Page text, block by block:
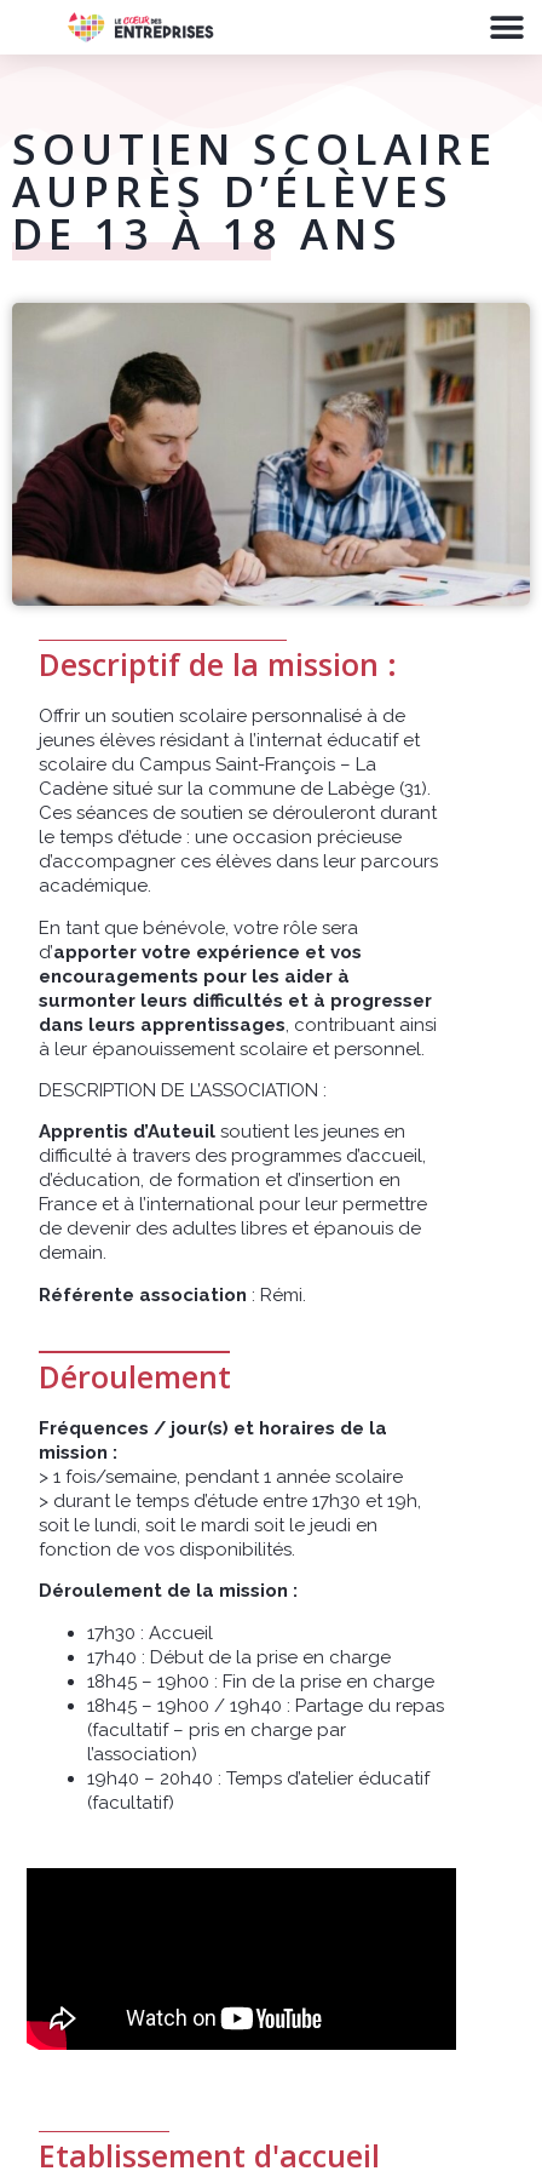
SOUTIEN SCOLAIRE
AUPRÈS D’ÉLÈVES
DE 13 À 18 ANS
Descriptif de la mission :
Offrir un soutien scolaire personnalisé à de
jeunes élèves résidant à l’internat éducatif et
scolaire du Campus Saint-François – La
Cadène situé sur la commune de Labège (31).
Ces séances de soutien se dérouleront durant
le temps d’étude : une occasion précieuse
d’accompagner ces élèves dans leur parcours
académique.
En tant que bénévole, votre rôle sera
d’apporter votre expérience et vos
encouragements pour les aider à
surmonter leurs difficultés et à progresser
dans leurs apprentissages, contribuant ainsi
à leur épanouissement scolaire et personnel.
DESCRIPTION DE L’ASSOCIATION :
Apprentis d’Auteuil soutient les jeunes en
difficulté à travers des programmes d’accueil,
d’éducation, de formation et d’insertion en
France et à l’international pour leur permettre
de devenir des adultes libres et épanouis de
demain.
Référente association :Rémi.
Déroulement
Fréquences / jour(s) et horaires de la
mission :
> 1 fois/semaine, pendant 1 année scolaire
> durant le temps d’étude entre 17h30 et 19h,
soit le lundi, soit le mardi soit le jeudi en
fonction de vos disponibilités.
Déroulement de la mission :
17h30 : Accueil
17h40 : Début de la prise en charge
18h45 – 19h00 : Fin de la prise en charge
18h45 – 19h00 / 19h40 : Partage du repas
(facultatif – pris en charge par
l’association)
19h40 – 20h40 : Temps d’atelier éducatif
(facultatif)
Etablissement d'accueil